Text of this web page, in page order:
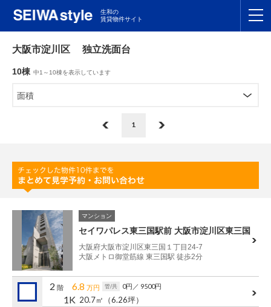
生和の
賃貸物件サイト
TOP
関東TOP
九州TOP
支店一覧
SEIWAの管理
お友達紹介特典
管理建物一覧
大阪市淀川区 独立洗面台
10棟 中1～10棟を表示しています
面積
1
マンション
セイワパレス東三国駅前 大阪市淀川区東三国
大阪府大阪市淀川区東三国１丁目24-7
大阪メトロ御堂筋線 東三国駅 徒歩2分
2 階 6.8 万円 管/共 0円 ／ 9500円
1K 20.7㎡ （6.26坪）